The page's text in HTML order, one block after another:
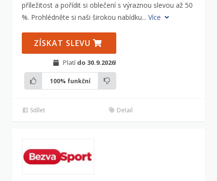
příležitost a pořídit si oblečení s výraznou slevou až 50
%. Prohlédněte si naši širokou nabídku... Více
ZÍSKAT SLEVU
Platí do 30.9.2026!
100% funkční
Sdílet Detail